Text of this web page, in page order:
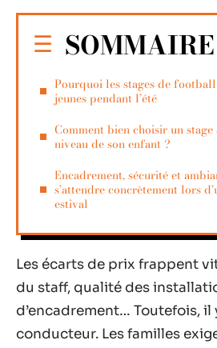
SOMMAIRE
Pourquoi les stages de
jeunes pendant l’été
Comment bien choisir un stage
niveau de son enfant ?
Encadrement, sécurité et
s’attendre concrètement lors
estival
Les écarts de prix frappent
du staff, qualité des
d’encadrement… Toutefois, il
conducteur. Les familles